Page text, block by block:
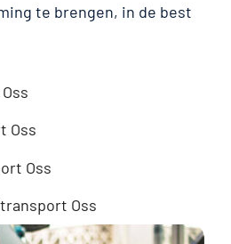
te brengen, in de best
Oss
Oss
Oss